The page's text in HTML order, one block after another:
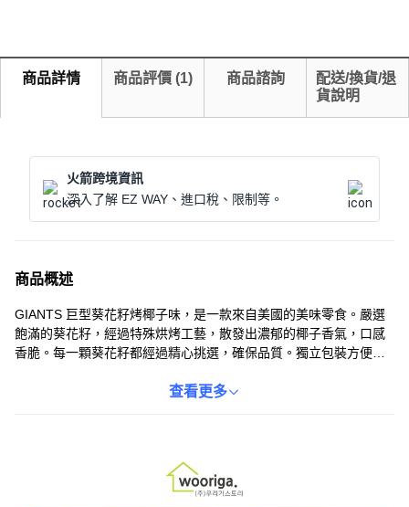
商品詳情 商品評價 (1) 商品諮詢
配送/換貨/退
貨說明
火箭跨境資訊
深入了解 EZ WAY、進口稅、限制等。
商品概述
GIANTS 巨型葵花籽烤椰子味，是一款來自美國的美味零食。嚴選
飽滿的葵花籽，經過特殊烘烤工藝，散發出濃郁的椰子香氣，口感
香脆。每一顆葵花籽都經過精心挑選，確保品質。獨立包裝方便攜
是您的理想零食選擇。快來體驗這款令人難以抗拒的美味吧！
查看更多